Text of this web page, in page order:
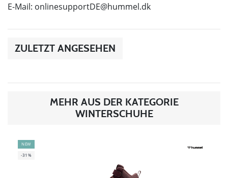
E-Mail: onlinesupportDE@hummel.dk
ZULETZT ANGESEHEN
MEHR AUS DER KATEGORIE
WINTERSCHUHE
NEW
-31%